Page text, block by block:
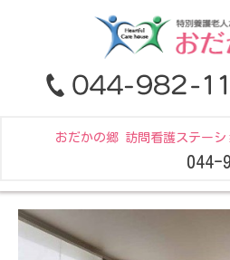
おだかの郷 訪問看護ステーシ
044-